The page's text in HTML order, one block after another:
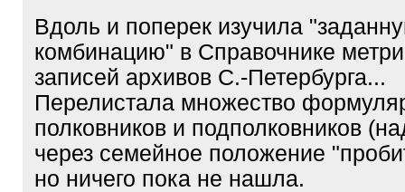
Вдоль и поперек изучила
комбинацию" в Справочнике
записей архивов С.-Петербурга...
Перелистала множество
полковников и подполковников
через семейное положение
но ничего пока не нашла.